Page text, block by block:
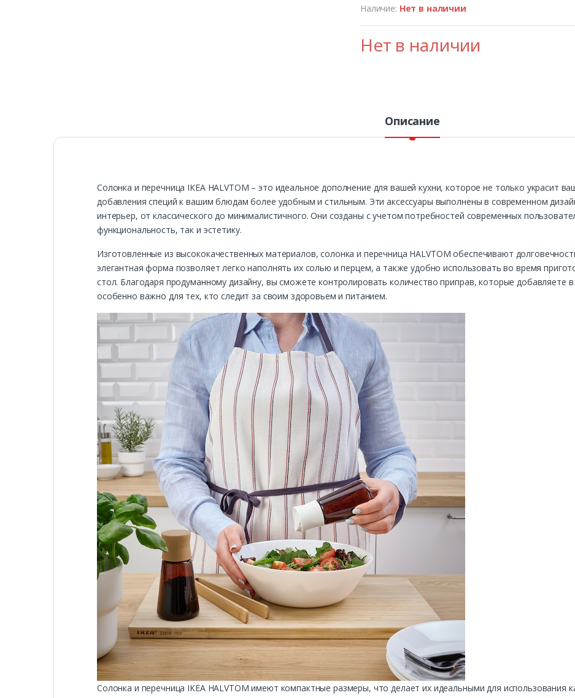
Наличие: Нет в наличии
Нет в наличии
Описание
Солонка и перечница ІКЕА HALVTOM – это идеальное дополнение для вашей кухни, которое не только украсит
добавления специй к вашим блюдам более удобным и стильным. Эти аксессуары выполнены в современном
интерьер, от классического до минималистичного. Они созданы с учетом потребностей современных
функциональность, так и эстетику.
Изготовленные из высококачественных материалов, солонка и перечница HALVTOM обеспечивают
элегантная форма позволяет легко наполнять их солью и перцем, а также удобно использовать во время
стол. Благодаря продуманному дизайну, вы сможете контролировать количество приправ, которые добавляете
особенно важно для тех, кто следит за своим здоровьем и питанием.
Солонка и перечница ІКЕА HALVTOM имеют компактные размеры, что делает их идеальными для использования